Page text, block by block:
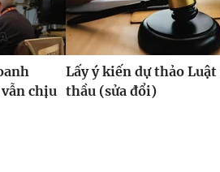
chịu
Lấy ý kiến dự thảo Luật
thầu (sửa đổi)